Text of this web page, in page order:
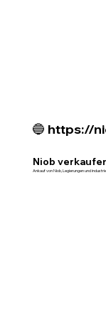
🔵 https://
Niob
Ankauf von Niob, Legierungen und